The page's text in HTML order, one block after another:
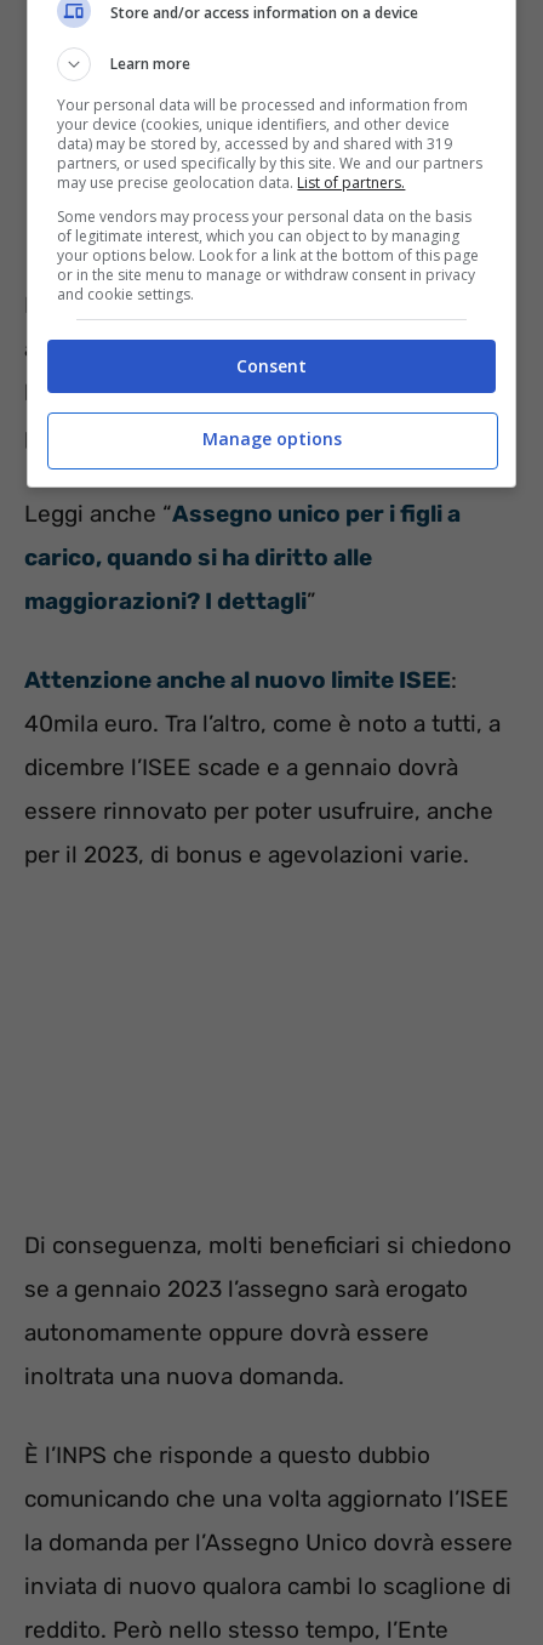
Nello specifico l’Assegno Unico subirà un
aumento del 50% che interesserà solo
le famiglie con almeno tre figli a carico,
purché tra loro ci sia un minore di 3 anni.
Leggi anche “Assegno unico per i figli a
carico, quando si ha diritto alle
maggiorazioni? I dettagli”
Attenzione anche al nuovo limite ISEE:
40mila euro. Tra l’altro, come è noto a tutti, a
dicembre l’ISEE scade e a gennaio dovrà
essere rinnovato per poter usufruire, anche
per il 2023, di bonus e agevolazioni varie.
Di conseguenza, molti beneficiari si chiedono
se a gennaio 2023 l’assegno sarà erogato
autonomamente oppure dovrà essere
inoltrata una nuova domanda.
È l’INPS che risponde a questo dubbio
comunicando che una volta aggiornato l’ISEE
la domanda per l’Assegno Unico dovrà essere
inviata di nuovo qualora cambi lo scaglione di
reddito. Però nello stesso tempo, l’Ente
Store and/or access information on a device
Learn more
Your personal data will be processed and information from
your device (cookies, unique identifiers, and other device
data) may be stored by, accessed by and shared with 319
partners, or used specifically by this site. We and our partners
may use precise geolocation data. List of partners.
Some vendors may process your personal data on the basis
of legitimate interest, which you can object to by managing
your options below. Look for a link at the bottom of this page
or in the site menu to manage or withdraw consent in privacy
and cookie settings.
Consent
Manage options